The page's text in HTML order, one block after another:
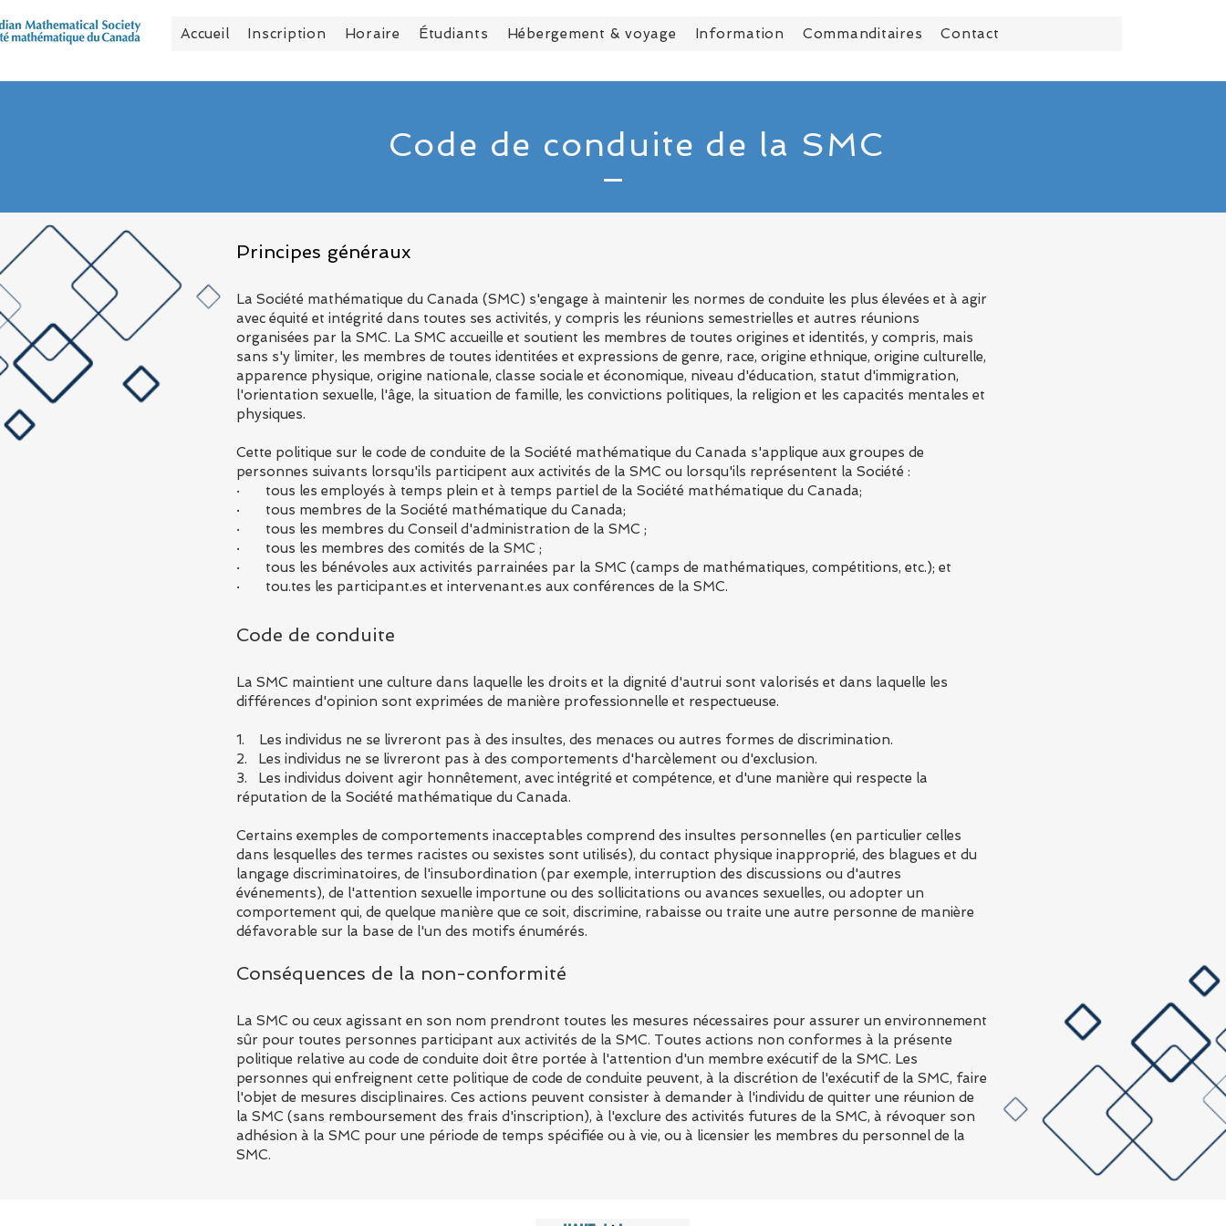
Accueil Inscription Horaire Étudiants Hébergement & voyage Information Commanditaires Contact
Code de conduite de la SMC
Principes généraux
La Société mathématique du Canada (SMC) s'engage à maintenir les normes de conduite les plus élevées et à agir
avec équité et intégrité dans toutes ses activités, y compris les réunions semestrielles et autres réunions
organisées par la SMC. La SMC accueille et soutient les membres de toutes origines et identités, y compris, mais
sans s'y limiter, les membres de toutes identitées et expressions de genre, race, origine ethnique, origine culturelle,
apparence physique, origine nationale, classe sociale et économique, niveau d'éducation, statut d'immigration,
l'orientation sexuelle, l'âge, la situation de famille, les convictions politiques, la religion et les capacités mentales et
physiques.
Cette politique sur le code de conduite de la Société mathématique du Canada s'applique aux groupes de
personnes suivants lorsqu'ils participent aux activités de la SMC ou lorsqu'ils représentent la Société :
· tous les employés à temps plein et à temps partiel de la Société mathématique du Canada;
· tous membres de la Société mathématique du Canada;
· tous les membres du Conseil d'administration de la SMC ;
· tous les membres des comités de la SMC ;
· tous les bénévoles aux activités parrainées par la SMC (camps de mathématiques, compétitions, etc.); et
· tou.tes les participant.es et intervenant.es aux conférences de la SMC.
Code de conduite
La SMC maintient une culture dans laquelle les droits et la dignité d'autrui sont valorisés et dans laquelle les
différences d'opinion sont exprimées de manière professionnelle et respectueuse.
1. Les individus ne se livreront pas à des insultes, des menaces ou autres formes de discrimination.
2. Les individus ne se livreront pas à des comportements d'harcèlement ou d'exclusion.
3. Les individus doivent agir honnêtement, avec intégrité et compétence, et d'une manière qui respecte la
réputation de la Société mathématique du Canada.
Certains exemples de comportements inacceptables comprend des insultes personnelles (en particulier celles
dans lesquelles des termes racistes ou sexistes sont utilisés), du contact physique inapproprié, des blagues et du
langage discriminatoires, de l'insubordination (par exemple, interruption des discussions ou d'autres
événements), de l'attention sexuelle importune ou des sollicitations ou avances sexuelles, ou adopter un
comportement qui, de quelque manière que ce soit, discrimine, rabaisse ou traite une autre personne de manière
défavorable sur la base de l'un des motifs énumérés.
Conséquences de la non-conformité
La SMC ou ceux agissant en son nom prendront toutes les mesures nécessaires pour assurer un environnement
sûr pour toutes personnes participant aux activités de la SMC. Toutes actions non conformes à la présente
politique relative au code de conduite doit être portée à l'attention d'un membre exécutif de la SMC. Les
personnes qui enfreignent cette politique de code de conduite peuvent, à la discrétion de l'exécutif de la SMC, faire
l'objet de mesures disciplinaires. Ces actions peuvent consister à demander à l'individu de quitter une réunion de
la SMC (sans remboursement des frais d'inscription), à l'exclure des activités futures de la SMC, à révoquer son
adhésion à la SMC pour une période de temps spécifiée ou à vie, ou à licensier les membres du personnel de la
SMC.